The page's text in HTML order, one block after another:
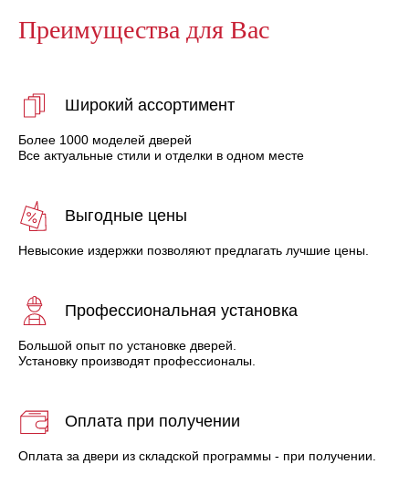
Преимущества для Вас
Широкий ассортимент
Более 1000 моделей дверей
Все актуальные стили и отделки в одном месте
Выгодные цены
Невысокие издержки позволяют предлагать лучшие цены.
Профессиональная установка
Большой опыт по установке дверей.
Установку производят профессионалы.
Оплата при получении
Оплата за двери из складской программы - при получении.